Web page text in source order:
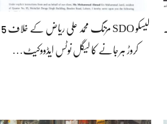
لیسکو SDO مزنگ محمد علی ریاض کے خلاف 5
کروڑ ہرجانے کا لیگل نوٹس ایڈووکیٹ…